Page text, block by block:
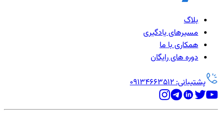
بلاگ
مسیرهای یادگیری
همکاری با ما
دوره های رایگان
پشتیبانی: 09134663512